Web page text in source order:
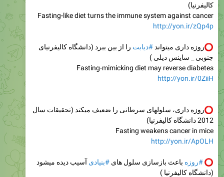
کالیفرنیا)
Fasting-like diet turns the immune system against cancer
http://yon.ir/zQp4p
روزه داری میتواند#دیابت را از بین ببرد (دانشگاه کالیفرنیای
جنوبی _ ساینس دیلی )
Fasting-mimicking diet may reverse diabetes
http://yon.ir/0ZiiH
روزه داری، سلولهای سرطانی را ضعیف میکند (تحقیقات سال
2012 دانشگاه کالیفرنیا)
Fasting weakens cancer in mice
http://yon.ir/ApOLH
#روزه باعث بازسازی سلول های#بنیادی آسیب دیده میشود
(دانشگاه کالیفرنیا )